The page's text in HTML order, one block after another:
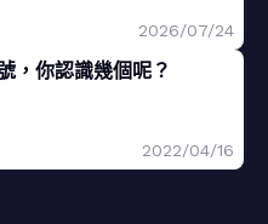
2026/07/24
，你認識幾個呢？
2022/04/16